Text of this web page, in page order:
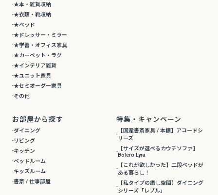
★本・雑貨収納
★衣類・靴収納
★ベッド
★ドレッサー・ミラー
★学習・オフィス家具
★カーペット・ラグ
★インテリア雑貨
★ユニット家具
★セミオーダー家具
その他
お部屋から探す
ダイニング
リビング
キッチン
ベッドルーム
キッズルーム
書斎 / 仕事部屋
特集・キャンペーン
【国産書斎家具 / 本棚】アコードシ
リーズ
【サイズが選べるカウチソファ】
Bolero Lyra
【これが欲しかった】二段ベッドが
ある暮らし！
【私タイプの癒し空間】ダイニング
シリーズ「レブル」